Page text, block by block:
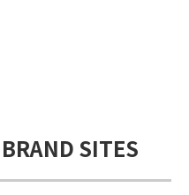
BRAND SITES